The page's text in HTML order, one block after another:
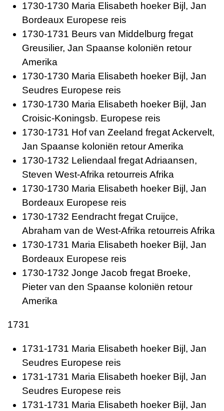
1730-1730 Maria Elisabeth hoeker Bijl, Jan
Bordeaux Europese reis
1730-1731 Beurs van Middelburg fregat
Greusilier, Jan Spaanse koloniën retour
Amerika
1730-1730 Maria Elisabeth hoeker Bijl, Jan
Seudres Europese reis
1730-1730 Maria Elisabeth hoeker Bijl, Jan
Croisic-Koningsb. Europese reis
1730-1731 Hof van Zeeland fregat Ackervelt,
Jan Spaanse koloniën retour Amerika
1730-1732 Leliendaal fregat Adriaansen,
Steven West-Afrika retourreis Afrika
1730-1730 Maria Elisabeth hoeker Bijl, Jan
Bordeaux Europese reis
1730-1732 Eendracht fregat Cruijce,
Abraham van de West-Afrika retourreis Afrika
1730-1731 Maria Elisabeth hoeker Bijl, Jan
Bordeaux Europese reis
1730-1732 Jonge Jacob fregat Broeke,
Pieter van den Spaanse koloniën retour
Amerika
1731
1731-1731 Maria Elisabeth hoeker Bijl, Jan
Seudres Europese reis
1731-1731 Maria Elisabeth hoeker Bijl, Jan
Seudres Europese reis
1731-1731 Maria Elisabeth hoeker Bijl, Jan